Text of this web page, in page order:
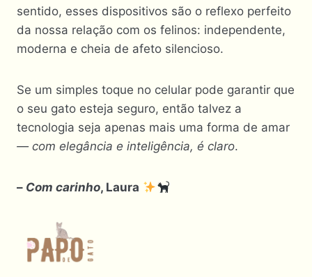
sentido, esses dispositivos são o reflexo perfeito
da nossa relação com os felinos: independente,
moderna e cheia de afeto silencioso.
Se um simples toque no celular pode garantir que
o seu gato esteja seguro, então talvez a
tecnologia seja apenas mais uma forma de amar
— com elegância e inteligência, é claro.
– Com carinho, Laura